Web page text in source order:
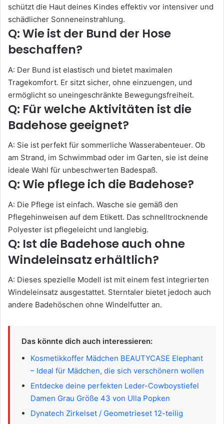
schützt die Haut deines Kindes effektiv vor intensiver und
schädlicher Sonneneinstrahlung.
Q: Wie ist der Bund der Hose
beschaffen?
A: Der Bund ist elastisch und bietet maximalen
Tragekomfort. Er sitzt sicher, ohne einzuengen, und
ermöglicht so uneingeschränkte Bewegungsfreiheit.
Q: Für welche Aktivitäten ist die
Badehose geeignet?
A: Sie ist perfekt für sommerliche Wasserabenteuer. Ob
am Strand, im Schwimmbad oder im Garten, sie ist deine
ideale Wahl für unbeschwerten Badespaß.
Q: Wie pflege ich die Badehose?
A: Die Pflege ist einfach. Wasche sie gemäß den
Pflegehinweisen auf dem Etikett. Das schnelltrocknende
Polyester ist pflegeleicht und langlebig.
Q: Ist die Badehose auch ohne
Windeleinsatz erhältlich?
A: Dieses spezielle Modell ist mit einem fest integrierten
Windeleinsatz ausgestattet. Sterntaler bietet jedoch auch
andere Badehöschen ohne Windelfutter an.
Das könnte dich auch interessieren:
Kosmetikkoffer Mädchen BEAUTYCASE Elephant
– Ideal für Mädchen, die sich verschönern wollen
Entdecke deine perfekten Leder-Cowboystiefel
Damen Grau Größe 43 von Ulla Popken
Dynatech Zirkelset / Geometrieset 12-teilig